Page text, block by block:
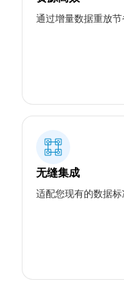
通过增量数据重放节
无缝集成
适配您现有的数据标